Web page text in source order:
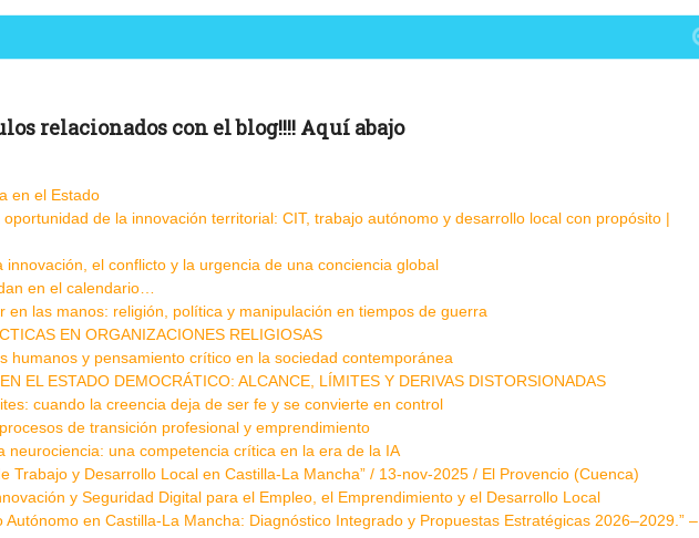
relacionados con el blog!!!! Aquí abajo
en el Estado
de la innovación territorial: CIT, trabajo autónomo y desarrollo local con propósito |
innovación, el conflicto y la urgencia de una conciencia global
en el calendario…
en las manos: religión, política y manipulación en tiempos de guerra
EN ORGANIZACIONES RELIGIOSAS
humanos y pensamiento crítico en la sociedad contemporánea
EL ESTADO DEMOCRÁTICO: ALCANCE, LÍMITES Y DERIVAS DISTORSIONADAS
cuando la creencia deja de ser fe y se convierte en control
de transición profesional y emprendimiento
neurociencia: una competencia crítica en la era de la IA
Trabajo y Desarrollo Local en Castilla-La Mancha” / 13-nov-2025 / El Provencio (Cuenca)
y Seguridad Digital para el Empleo, el Emprendimiento y el Desarrollo Local
Autónomo en Castilla-La Mancha: Diagnóstico Integrado y Propuestas Estratégicas 2026–2029.” –